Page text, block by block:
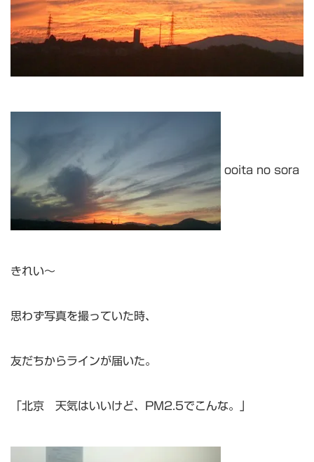
ooita no sora
きれい～
思わず写真を撮っていた時、
友だちからラインが届いた。
「北京 天気はいいけど、PM2.5でこんな。」